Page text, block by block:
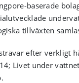
baserade
tillväxten
efter verkligt
Livet under